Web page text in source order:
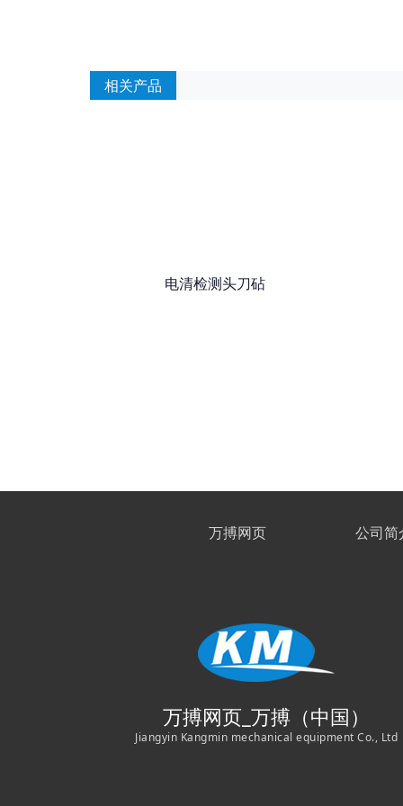
相关产品
电清检测头刀砧
万搏网页 公司简
万搏网页_万搏（中国）
Jiangyin Kangmin mechanical equipment Co., Ltd